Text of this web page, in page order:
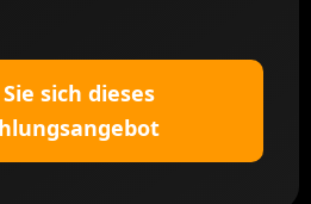
sich dieses